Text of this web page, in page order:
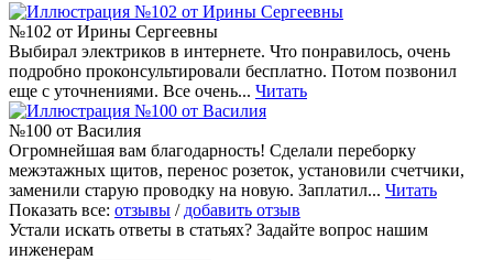
№102 от Ирины Сергеевны
Выбирал электриков в интернете. Что понравилось, очень
подробно проконсультировали бесплатно. Потом позвонил
еще с уточнениями. Все очень... Читать
№100 от Василия
Огромнейшая вам благодарность! Сделали переборку
межэтажных щитов, перенос розеток, установили счетчики,
заменили старую проводку на новую. Заплатил... Читать
Показать все: отзывы / добавить отзыв
Устали искать ответы в статьях? Задайте вопрос нашим
инженерам